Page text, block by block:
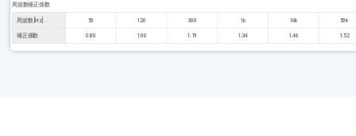
周波数補正係数
周波数 [Hz] 50 120 300 1k 10k 50k
補正係数 0.80 1.00 1.19 1.34 1.46 1.52